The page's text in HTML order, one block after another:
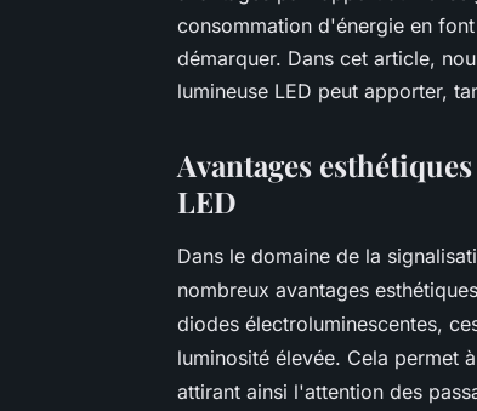
consommation d'énergie en
démarquer. Dans cet article,
lumineuse LED peut apporter,
Avantages
LED
Dans le domaine de la
nombreux avantages
diodes électroluminescentes,
luminosité élevée. Cela permet
attirant ainsi l'attention des